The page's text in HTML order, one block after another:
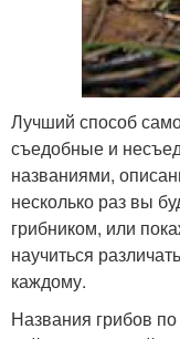
Лучший способ
съедобные и
названиями,
несколько раз вы
грибником, или
научиться
каждому.
Названия грибов